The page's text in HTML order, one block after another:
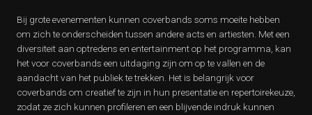
Bij grote evenementen kunnen coverbands soms moeite hebben
om zich te onderscheiden tussen andere acts en artiesten. Met een
diversiteit aan optredens en entertainment op het programma, kan
het voor coverbands een uitdaging zijn om op te vallen en de
aandacht van het publiek te trekken. Het is belangrijk voor
coverbands om creatief te zijn in hun presentatie en repertoirekeuze,
zodat ze zich kunnen profileren en een blijvende indruk kunnen